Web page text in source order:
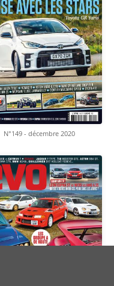
N°149 - décembre 2020